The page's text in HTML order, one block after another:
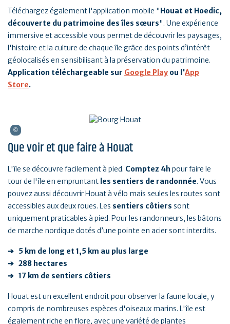
Téléchargez également l'application mobile "Houat et Hoedic,
découverte du patrimoine des îles sœurs". Une expérience
immersive et accessible vous permet de découvrir les paysages,
l'histoire et la culture de chaque île grâce des points d’intérêt
géolocalisés en sensibilisant à la préservation du patrimoine.
Application téléchargeable sur Google Play ou l'App
Store.
Que voir et que faire à Houat
L'île se découvre facilement à pied. Comptez 4h pour faire le
tour de l'île en empruntant les sentiers de randonnée. Vous
pouvez aussi découvrir Houat à vélo mais seules les routes sont
accessibles aux deux roues. Les sentiers côtiers sont
uniquement praticables à pied. Pour les randonneurs, les bâtons
de marche nordique dotés d’une pointe en acier sont interdits.
➔ 5 km de long et 1,5 km au plus large
➔ 288 hectares
➔ 17 km de sentiers côtiers
Houat est un excellent endroit pour observer la faune locale, y
compris de nombreuses espèces d'oiseaux marins. L'île est
également riche en flore, avec une variété de plantes